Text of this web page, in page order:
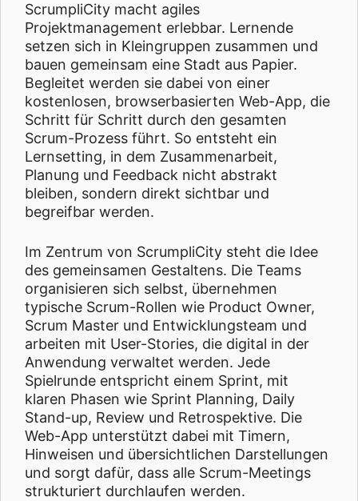
ScrumpliCity macht agiles
Projektmanagement erlebbar. Lernende
setzen sich in Kleingruppen zusammen und
bauen gemeinsam eine Stadt aus Papier.
Begleitet werden sie dabei von einer
kostenlosen, browserbasierten Web-App, die
Schritt für Schritt durch den gesamten
Scrum-Prozess führt. So entsteht ein
Lernsetting, in dem Zusammenarbeit,
Planung und Feedback nicht abstrakt
bleiben, sondern direkt sichtbar und
begreifbar werden.
Im Zentrum von ScrumpliCity steht die Idee
des gemeinsamen Gestaltens. Die Teams
organisieren sich selbst, übernehmen
typische Scrum-Rollen wie Product Owner,
Scrum Master und Entwicklungsteam und
arbeiten mit User-Stories, die digital in der
Anwendung verwaltet werden. Jede
Spielrunde entspricht einem Sprint, mit
klaren Phasen wie Sprint Planning, Daily
Stand-up, Review und Retrospektive. Die
Web-App unterstützt dabei mit Timern,
Hinweisen und übersichtlichen Darstellungen
und sorgt dafür, dass alle Scrum-Meetings
strukturiert durchlaufen werden.